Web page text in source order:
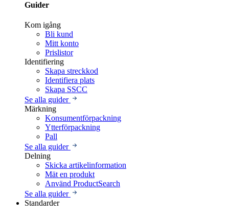
Guider
Kom igång
Bli kund
Mitt konto
Prislistor
Identifiering
Skapa streckkod
Identifiera plats
Skapa SSCC
Se alla guider
Märkning
Konsumentförpackning
Ytterförpackning
Pall
Se alla guider
Delning
Skicka artikelinformation
Mät en produkt
Använd ProductSearch
Se alla guider
Standarder